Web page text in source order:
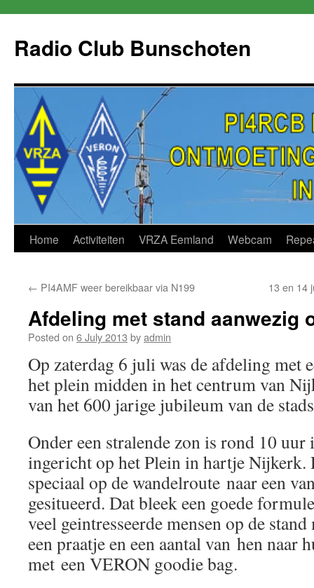
content
Radio Club Bunschoten
Home Activiteiten VRZA Eemland Webcam
← PI4AMF weer bereikbaar via N199 13 en 14
Afdeling met stand aanwezig
Posted on 6 July 2013 byadmin
Op zaterdag 6 juli was de afdeling met
het plein midden in het centrum van
van het 600 jarige jubileum van de
Onder een stralende zon is rond 10 uur
ingericht op het Plein in hartje Nijkerk.
speciaal op de wandelroute naar een
gesitueerd. Dat bleek een goede
veel geintresseerde mensen op de
een praatje en een aantal van hen naar
met een VERON goodie bag.